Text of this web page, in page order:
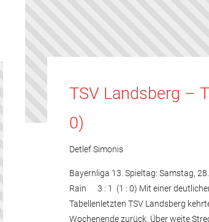
TSV Landsberg
0)
Detlef Simonis
Bayernliga 13. Spieltag: Samstag,
Rain 3 : 1 (1 : 0) Mit einer
Tabellenletzten TSV Landsberg
Wochenende zurück. Über weite